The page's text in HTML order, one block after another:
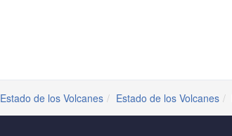
Estado de los Volcanes Estado de los Volcanes